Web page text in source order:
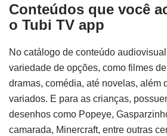
Conteúdos que você
o Tubi TV app
No catálogo de conteúdo
variedade de opções, como filmes
dramas, comédia, até novelas, além
variados. E para as crianças,
desenhos como Popeye,
camarada, Minercraft, entre outras